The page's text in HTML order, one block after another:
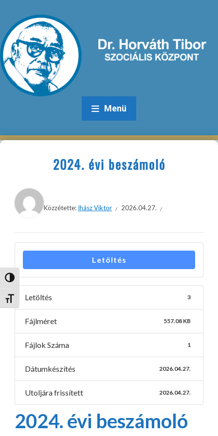
Nagy kontraszt váltása
Betűméret váltása
Menü
2024. évi beszámoló
Közzétette: Ihász Viktor 2026.04.27.
Letöltés
Letöltés 3
Fájlméret 557.08 KB
Fájlok Száma 1
Dátumkészítés 2026.04.27.
Utoljára frissített 2026.04.27.
2024. évi beszámoló